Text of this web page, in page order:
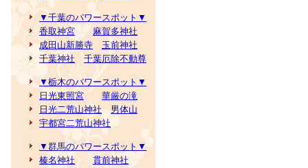
▼千葉のパワースポット▼
香取神宮
麻賀多神社
成田山新勝寺
玉前神社
千葉神社
千葉厄除不動尊
▼栃木のパワースポット▼
日光東照宮
華厳の滝
日光二荒山神社
男体山
宇都宮二荒山神社
▼群馬のパワースポット▼
榛名神社
貫前神社